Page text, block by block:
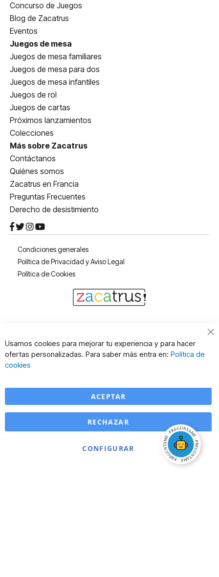
Concurso de Juegos
Blog de Zacatrus
Eventos
Juegos de mesa
Juegos de mesa familiares
Juegos de mesa para dos
Juegos de mesa infantiles
Juegos de rol
Juegos de cartas
Próximos lanzamientos
Colecciones
Más sobre Zacatrus
Contáctanos
Quiénes somos
Zacatrus en Francia
Preguntas Frecuentes
Derecho de desistimiento
Condiciones generales
Política de Privacidad y Aviso Legal
Política de Cookies
Usamos cookies para mejorar tu experiencia y para hacer
ofertas personalizadas. Para saber más entra en: Política de
cookies
ACEPTAR
CONFIGURAR
RECHAZAR